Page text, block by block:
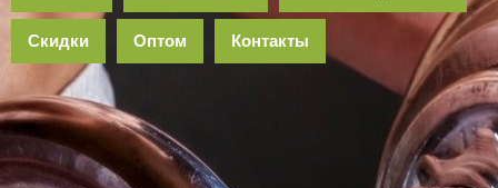
Скидки Оптом Контакты